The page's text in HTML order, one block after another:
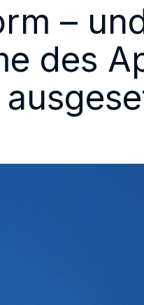
Trendforschung
Publikationen
Positionierung
–
des